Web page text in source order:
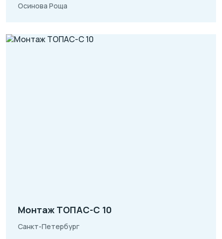
Осинова Роща
Монтаж ТОПАС-С 10
Санкт-Петербург